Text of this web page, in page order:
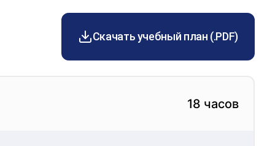
Скачать учебный план (.PDF)
18 часов